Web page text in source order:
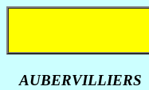
AUBERVILLIERS